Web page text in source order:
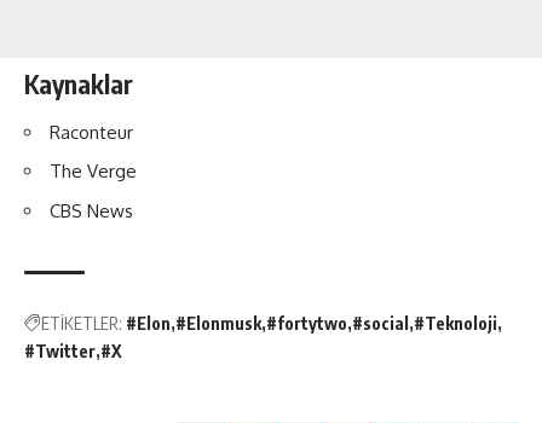
Kaynaklar
Raconteur
The Verge
CBS News
ETİKETLER: #Elon #Elonmusk #fortytwo #social #Teknoloji
#Twitter #X